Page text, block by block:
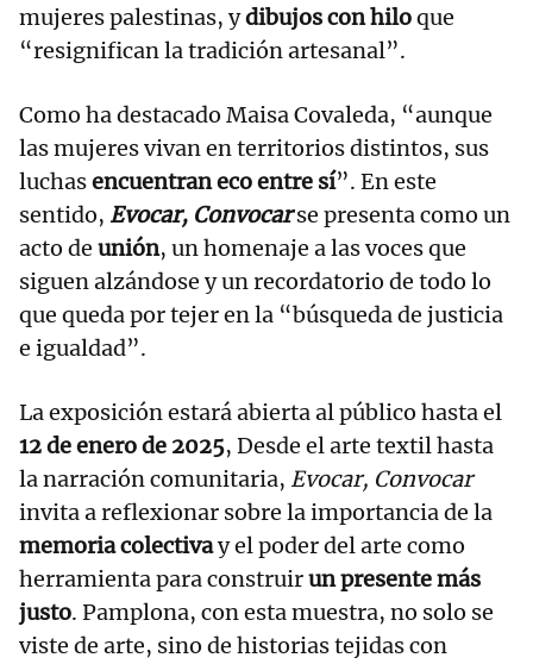
mujeres palestinas, ydibujos con hiloque
“resignifican la tradición artesanal”.
Como ha destacado Maisa Covaleda, “aunque
las mujeres vivan en territorios distintos, sus
luchasencuentran eco entre sí”. En este
sentido, Evocar, Convocarse presenta como un
acto de unión, un homenaje a las voces que
siguen alzándose y un recordatorio de todo lo
que queda por tejer en la “búsqueda de justicia
e igualdad”.
La exposición estará abierta al público hasta el
12 de enero de 2025, Desde el arte textil hasta
la narración comunitaria, Evocar, Convocar
invita a reflexionar sobre la importancia de la
memoria colectivay el poder del arte como
herramienta para construirun presente más
justo. Pamplona, con esta muestra, no solo se
viste de arte, sino de historias tejidas con